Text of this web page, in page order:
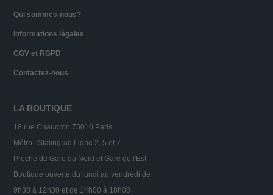
Qui sommes-nous?
Informations légales
CGV et RGPD
Contactez-nous
LA BOUTIQUE
18 rue Chaudron 75010 Paris
Métro : Stalingrad Ligne 2, 5 et 7
Proche de Gare du Nord et Gare de l'Est
Boutique ouverte du lundi au vendredi de
9h30 à 12h30 et de 14h00 à 18h00